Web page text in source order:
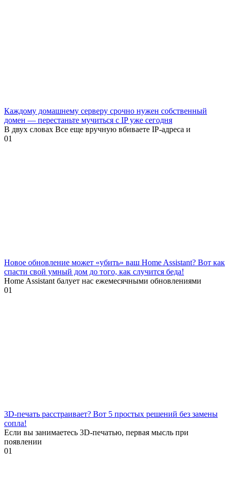
Каждому домашнему серверу срочно нужен собственный
домен — перестаньте мучиться с IP уже сегодня
В двух словах Все еще вручную вбиваете IP-адреса и
01
Новое обновление может «убить» ваш Home Assistant? Вот как
спасти свой умный дом до того, как случится беда!
Home Assistant балует нас ежемесячными обновлениями
01
3D-печать расстраивает? Вот 5 простых решений без замены
сопла!
Если вы занимаетесь 3D-печатью, первая мысль при
появлении
01